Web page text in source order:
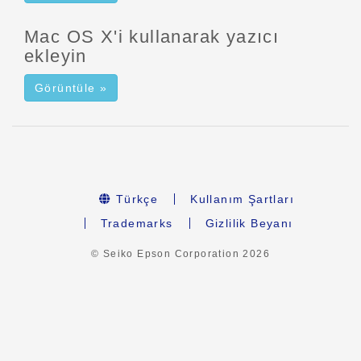
Mac OS X'i kullanarak yazıcı
ekleyin
Görüntüle »
Türkçe
Kullanım Şartları
Trademarks
Gizlilik Beyanı
© Seiko Epson Corporation2026